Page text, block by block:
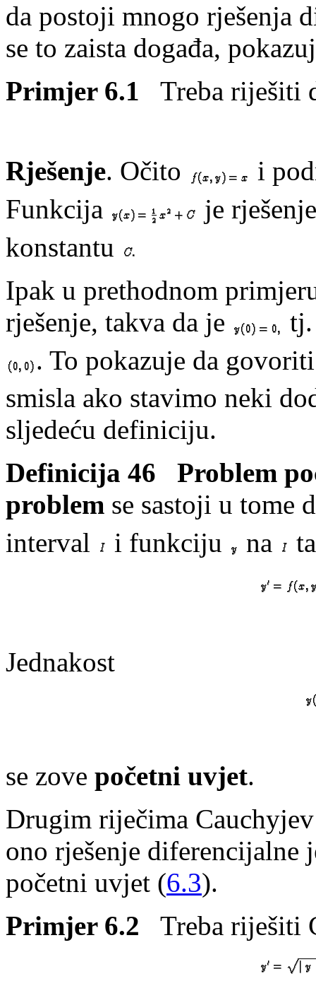
da postoji mnogo rješenja
se to zaista događa,
Primjer 6.1 Treba riješiti
Rješenje. Očito
i
Funkcija
je
konstantu
Ipak u prethodnom
rješenje, takva da je
. To pokazuje da
smisla ako stavimo neki
sljedeću definiciju.
Definicija 46
Problem
problem se sastoji u tome
interval
i funkciju na
Jednakost
se zove početni uvjet.
Drugim riječima
ono rješenje diferencijalne
početni uvjet (6.3).
Primjer 6.2 Treba riješiti